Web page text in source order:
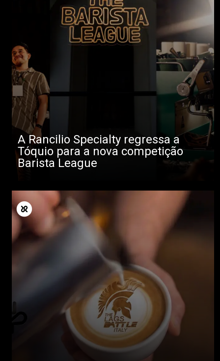
A Rancilio Specialty regressa a
Tóquio para a nova competição
Barista League